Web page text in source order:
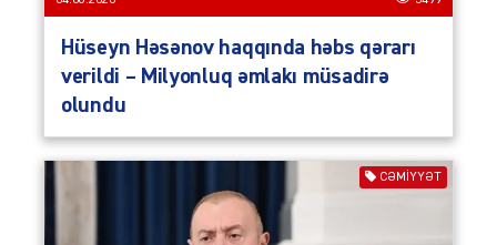
Hüseyn Həsənov haqqında həbs qərarı
verildi – Milyonluq əmlakı müsadirə
olundu
CƏMIYYƏT